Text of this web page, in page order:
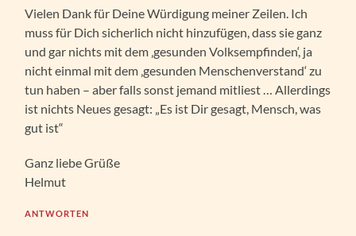
Vielen Dank für Deine Würdigung meiner Zeilen. Ich
muss für Dich sicherlich nicht hinzufügen, dass sie ganz
und gar nichts mit dem ‚gesunden Volksempfinden‘, ja
nicht einmal mit dem ‚gesunden Menschenverstand‘ zu
tun haben – aber falls sonst jemand mitliest … Allerdings
ist nichts Neues gesagt: „Es ist Dir gesagt, Mensch, was
gut ist“
Ganz liebe Grüße
Helmut
ANTWORTEN